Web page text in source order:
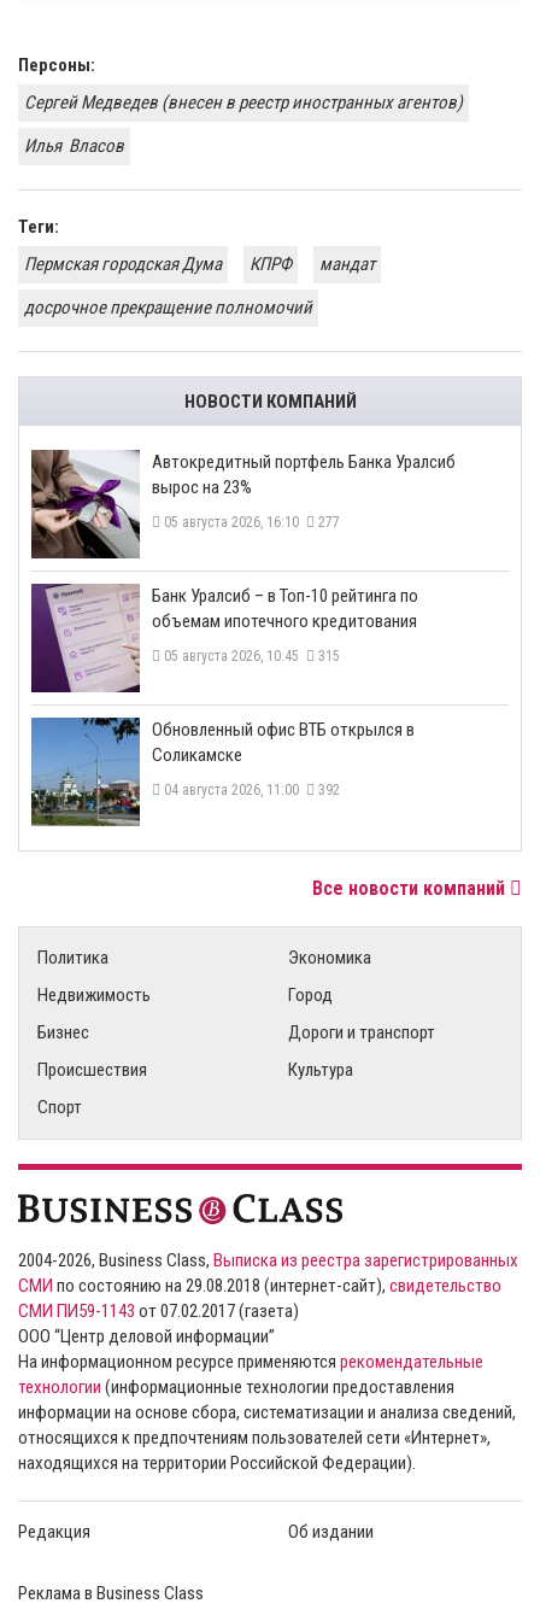
Персоны:
Сергей Медведев (внесен в реестр иностранных агентов)
Илья ​ Власов
Теги:
Пермская городская Дума
КПРФ
мандат
досрочное прекращение полномочий
НОВОСТИ КОМПАНИЙ
​Автокредитный портфель Банка Уралсиб
вырос на 23%
05 августа 2026, 16:10 277
​Банк Уралсиб – в Топ-10 рейтинга по
объемам ипотечного кредитования
05 августа 2026, 10:45 315
​Обновленный офис ВТБ открылся в
Соликамске
04 августа 2026, 11:00 392
Все новости компаний
Политика
Экономика
Недвижимость
Город
Бизнес
Дороги и транспорт
Происшествия
Культура
Спорт
2004-2026, Business Class, Выписка из реестра зарегистрированных
СМИ по состоянию на 29.08.2018 (интернет-сайт), свидетельство
СМИ ПИ59-1143 от 07.02.2017 (газета)
ООО “Центр деловой информации”
На информационном ресурсе применяются рекомендательные
технологии (информационные технологии предоставления
информации на основе сбора, систематизации и анализа сведений,
относящихся к предпочтениям пользователей сети «Интернет»,
находящихся на территории Российской Федерации).
Редакция Об издании
Реклама в Business Class